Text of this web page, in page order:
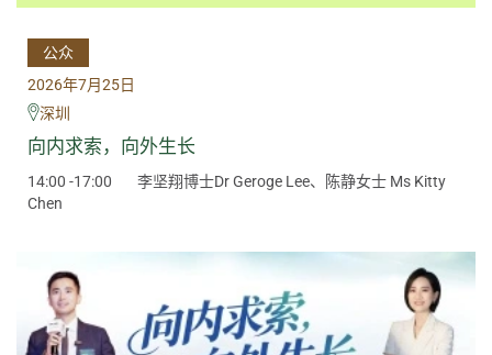
公众
2026年7月25日
深圳
向内求索，向外生长
14:00 -17:00
李坚翔博士Dr Geroge Lee、陈静女士 Ms Kitty
Chen